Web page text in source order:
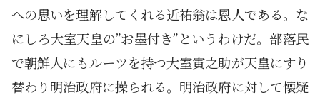
への思いを理解してくれる近祐翁は恩人である。な
にしろ大室天皇の”お墨付き”というわけだ。部落民
で朝鮮人にもルーツを持つ大室寅之助が天皇にすり
替わり明治政府に操られる。明治政府に対して懐疑